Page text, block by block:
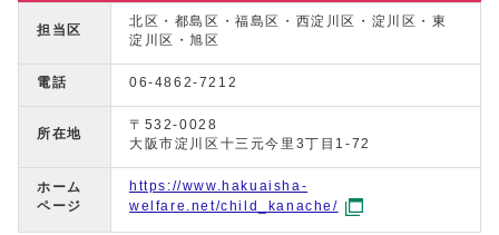
担当区
北区・都島区・福島区・西淀川区・淀川区・東
淀川区・旭区
電話 06-4862-7212
所在地
〒532-0028
大阪市淀川区十三元今里3丁目1-72
ホーム
ページ
https://www.hakuaisha-
welfare.net/child_kanache/